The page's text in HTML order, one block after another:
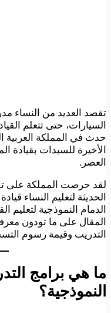
تقصد العديد من النساء
السيارات، حتى تتعلم
حدث في المملكة العربية
الأخيرة للسيدات بقيادة
العصر.
لقد حرصت المملكة على
الحديثة لتعليم النساء
الدمام النموذجية لتعليم
المقال على ما تودون
التدريب وقيمة رسوم
ما هي برامج
النموذجية؟